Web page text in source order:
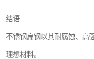
结语
不锈钢扁钢以其耐腐蚀、高
理想材料。